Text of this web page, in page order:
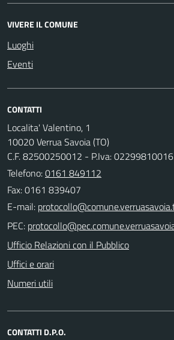
VIVERE IL COMUNE
Luoghi
Eventi
CONTATTI
Localita' Valentino, 1
10020 Verrua Savoia (TO)
C.F. 82500250012 - P.Iva: 02299810016
Telefono:0161 849112
Fax: 0161 839407
E-mail:
PEC:
Ufficio Relazioni con il Pubblico
Uffici e orari
Numeri utili
CONTATTI D.P.O.